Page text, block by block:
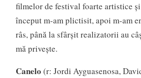
filmelor de festival foarte artistice
început m-am plictisit, apoi m-am
râs, până la sfârșit realizatorii au
mă privește.
Canelo (r: Jordi Ayguasenosa,